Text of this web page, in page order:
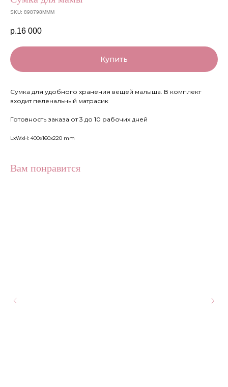
SKU: 898798МММ
р.16 000
Купить
Сумка для удобного хранения вещей малыша. В комплект
входит пеленальный матрасик
Готовность заказа от 3 до 10 рабочих дней
LxWxH: 400x160x220 mm
Вам понравится